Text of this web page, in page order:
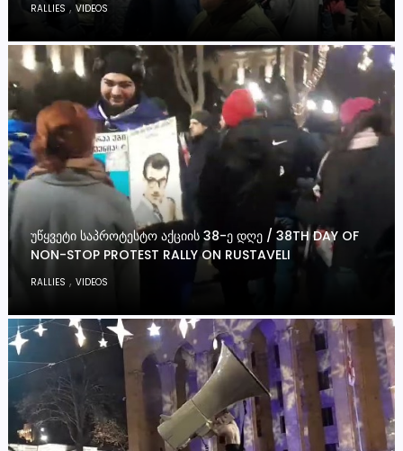
RALLIES,VIDEOS
ᲣᲬᲧᲕᲔᲢᲘ ᲡᲐᲞᲠᲝᲢᲔᲡᲢᲝ ᲐᲥᲪᲘᲘᲡ 38-Ე ᲓᲦᲔ / 38TH DAY OF
NON-STOP PROTEST RALLY ON RUSTAVELI
RALLIES ,VIDEOS